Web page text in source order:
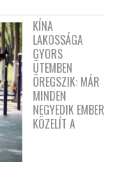
KÍNA
LAKOSSÁGA
GYORS
ÜTEMBEN
ÖREGSZIK: MÁR
MINDEN
NEGYEDIK EMBER
KÖZELÍT A